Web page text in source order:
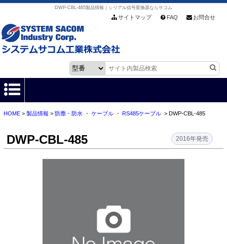
DWP-CBL-485製品情報｜シリアル信号変換器ならサコム
サイトマップ FAQ お問合せ
HOME
会社情報
お問い合わせ
HOME> 製品情報 > 防塵・防水 ・ ケーブル・ RS485ケーブル> DWP-CBL-485
DWP-CBL-485 2016年発売